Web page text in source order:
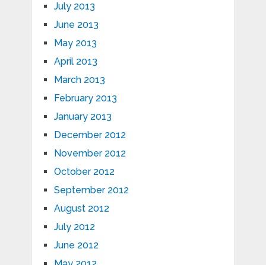
July 2013
June 2013
May 2013
April 2013
March 2013
February 2013
January 2013
December 2012
November 2012
October 2012
September 2012
August 2012
July 2012
June 2012